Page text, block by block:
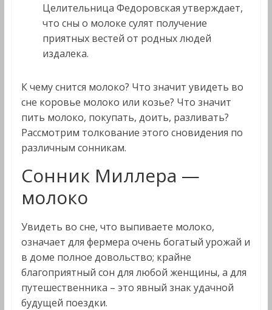
Целительница Федоровская утверждает,
что сны о молоке сулят получение
приятных вестей от родных людей
издалека.
К чему снится молоко? Что значит увидеть во
сне коровье молоко или козье? Что значит
пить молоко, покупать, доить, разливать?
Рассмотрим толкование этого сновидения по
различным сонникам.
Сонник Миллера —
молоко
Увидеть во сне, что выпиваете молоко,
означает для фермера очень богатый урожай и
в доме полное довольство; крайне
благоприятный сон для любой женщины, а для
путешественника – это явный знак удачной
будущей поездки.